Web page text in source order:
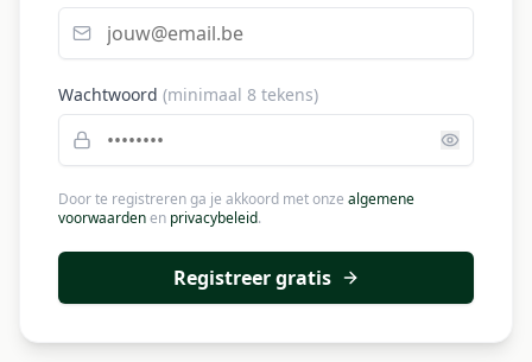
Wachtwoord (minimaal 8 tekens)
Door te registreren ga je akkoord met onze algemene
voorwaardenen privacybeleid.
Registreer gratis